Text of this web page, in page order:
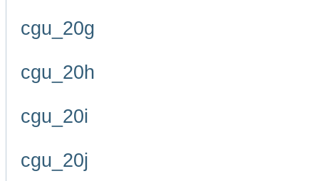
cgu_20g
cgu_20h
cgu_20i
cgu_20j